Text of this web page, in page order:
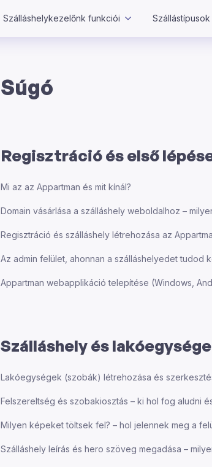
Szálláshelykezelőnk funkciói Szállástípusok
Súgó
Regisztráció és első
Mi az az Appartman és mit kínál?
Domain vásárlása a szálláshely weboldalhoz –
Regisztráció és szálláshely létrehozása az
Az admin felület, ahonnan a szálláshelyedet tudod
Appartman webapplikáció telepítése (Windows,
Szálláshely és
Lakóegységek (szobák) létrehozása és
Felszereltség és szobakiosztás – ki hol fog aludni
Milyen képeket töltsek fel? – hol jelennek meg a
Szálláshely leírás és hero szöveg megadása –